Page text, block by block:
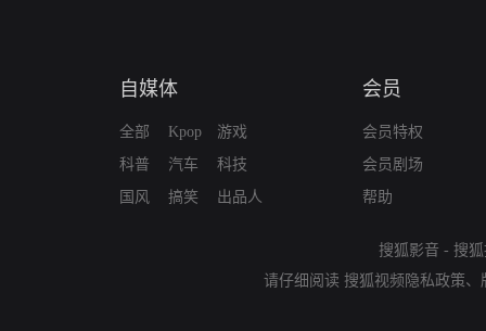
自媒体
全部
科普
国风
Kpop
汽车
搞笑
游戏
科技
出品人
会员
会员特权
会员剧场
帮助
搜狐影音 - 搜
请仔细阅读 搜狐视频隐私政策、